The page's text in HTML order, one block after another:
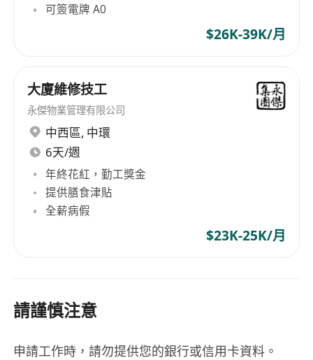
可簽電牌 A0
$26K-39K/月
大廈維修技工
永傑物業管理有限公司
中西區, 中環
6天/週
年終花紅，勤工獎金
提供膳食津貼
全薪病假
$23K-25K/月
請謹慎注意
申請工作時，請勿提供您的銀行或信用卡資料。